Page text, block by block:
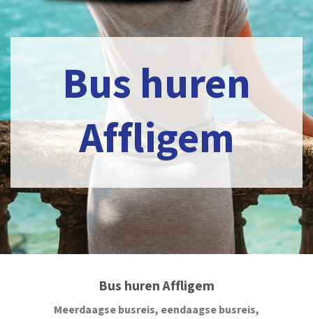
Bus huren
Affligem
Bus huren Affligem
Meerdaagse busreis, eendaagse busreis,